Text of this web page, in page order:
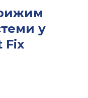
у
Fix